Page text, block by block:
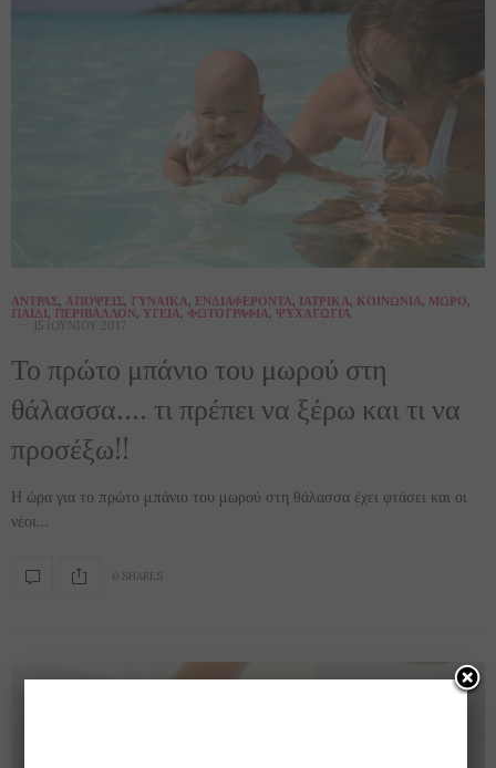
ΆΝΤΡΑΣ, ΑΠΌΨΕΙΣ, ΓΥΝΑΊΚΑ, ΕΝΔΙΑΦΈΡΟΝΤΑ, ΙΑΤΡΙΚΆ, ΚΟΙΝΩΝΊΑ, ΜΩΡΌ,
ΠΑΙΔΊ, ΠΕΡΙΒΆΛΛΟΝ, ΥΓΕΊΑ, ΦΩΤΟΓΡΑΦΊΑ, ΨΥΧΑΓΩΓΊΑ
15 ΙΟΥΝΊΟΥ 2017
Το πρώτο μπάνιο του μωρού στη
θάλασσα…. τι πρέπει να ξέρω και τι να
προσέξω!!
Η ώρα για το πρώτο μπάνιο του μωρού στη θάλασσα έχει φτάσει και οι
νέοι…
0 SHARES